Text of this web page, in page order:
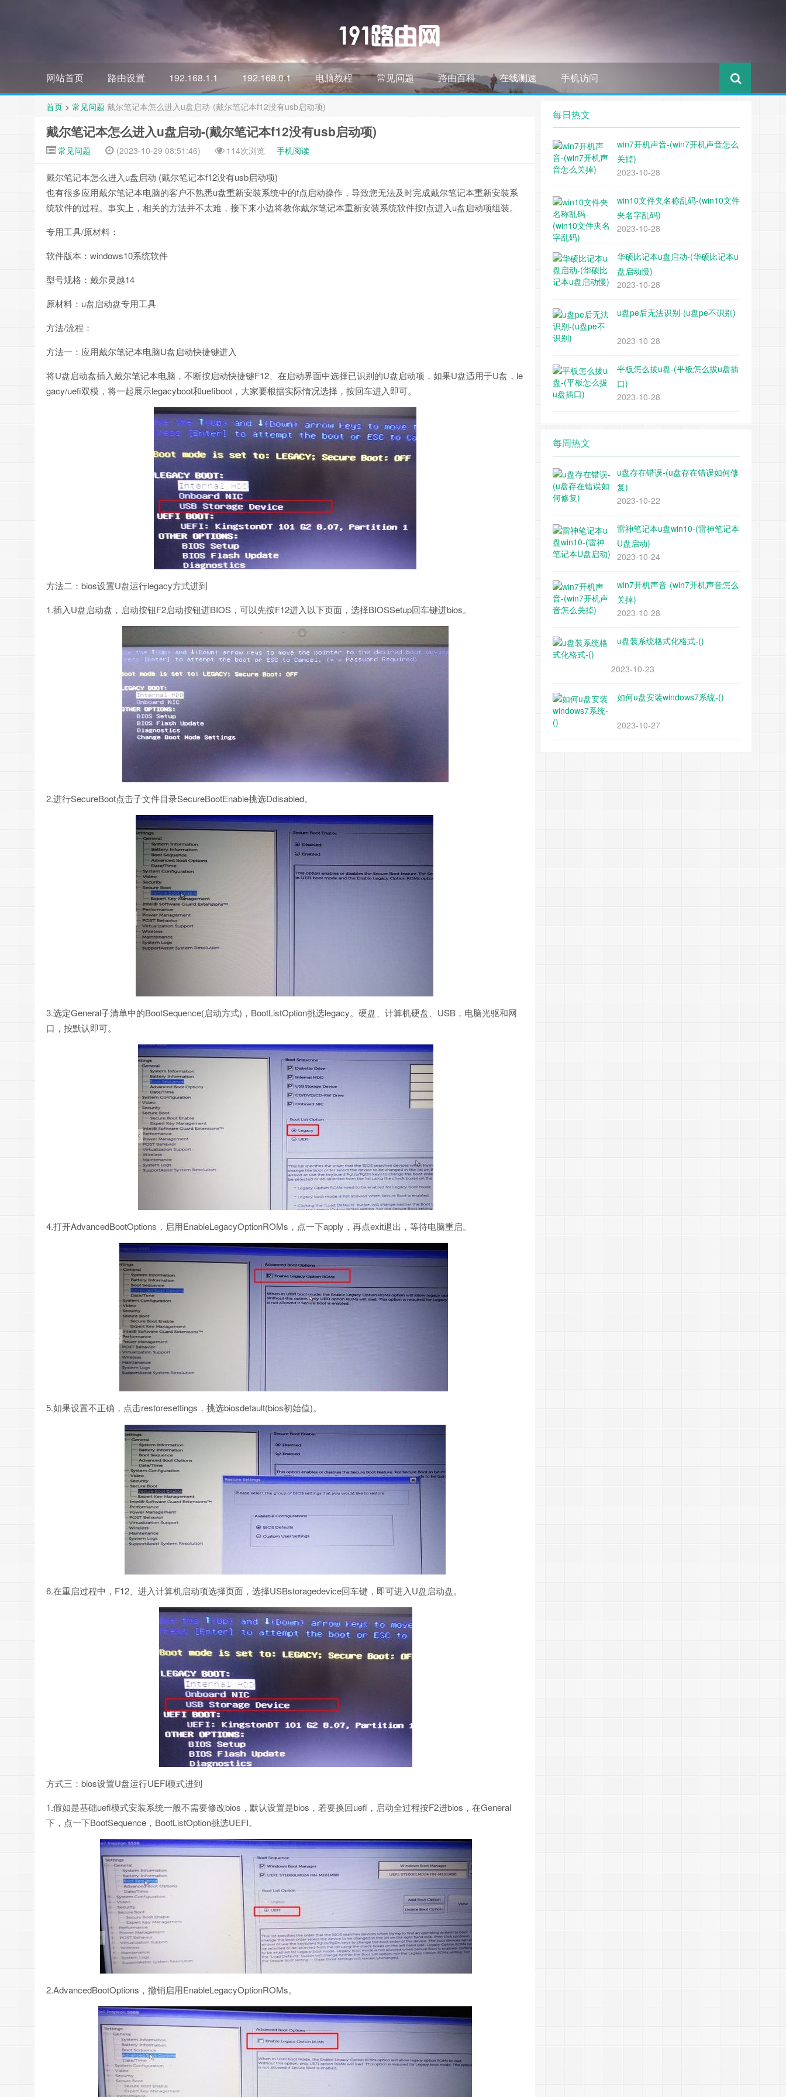
网站首页 路由设置 192.168.1.1 192.168.0.1 电脑教程 常见问题 路由百科 在线测速 手机访问
首页 > 常见问题 戴尔笔记本怎么进入u盘启动-(戴尔笔记本f12没有usb启动项)
戴尔笔记本怎么进入u盘启动-(戴尔笔记本f12没有usb启动项)
常见问题 (2023-10-29 08:51:46) 114次浏览 手机阅读
戴尔笔记本怎么进入u盘启动 (戴尔笔记本f12没有usb启动项)
也有很多应用戴尔笔记本电脑的客户不熟悉u盘重新安装系统中的f点启动操作，导致您无法及时完成戴尔笔记本重新安装系
统软件的过程。事实上，相关的方法并不太难，接下来小边将教你戴尔笔记本重新安装系统软件按f点进入u盘启动项组装。
专用工具/原材料：
软件版本：windows10系统软件
型号规格：戴尔灵越14
原材料：u盘启动盘专用工具
方法/流程：
方法一：应用戴尔笔记本电脑U盘启动快捷键进入
将U盘启动盘插入戴尔笔记本电脑，不断按启动快捷键F12、在启动界面中选择已识别的U盘启动项，如果U盘适用于U盘，le
gacy/uefi双模，将一起展示legacyboot和uefiboot，大家要根据实际情况选择，按回车进入即可。
方法二：bios设置U盘运行legacy方式进到
1.插入U盘启动盘，启动按钮F2启动按钮进BIOS，可以先按F12进入以下页面，选择BIOSSetup回车键进bios。
2.进行SecureBoot点击子文件目录SecureBootEnable挑选Ddisabled。
3.选定General子清单中的BootSequence(启动方式)，BootListOption挑选legacy。硬盘、计算机硬盘、USB，电脑光驱和网
口，按默认即可。
4.打开AdvancedBootOptions，启用EnableLegacyOptionROMs，点一下apply，再点exit退出，等待电脑重启。
5.如果设置不正确，点击restoresettings，挑选biosdefault(bios初始值)。
6.在重启过程中，F12、进入计算机启动项选择页面，选择USBstoragedevice回车键，即可进入U盘启动盘。
方式三：bios设置U盘运行UEFI模式进到
1.假如是基础uefi模式安装系统一般不需要修改bios，默认设置是bios，若要换回uefi，启动全过程按F2进bios，在General
下，点一下BootSequence，BootListOption挑选UEFI。
2.AdvancedBootOptions，撤销启用EnableLegacyOptionROMs。
每日热文
win7开机声音-(win7开机声音怎么
关掉)
2023-10-28
win10文件夹名称乱码-(win10文件
夹名字乱码)
2023-10-28
华硕比记本u盘启动-(华硕比记本u
盘启动慢)
2023-10-28
u盘pe后无法识别-(u盘pe不识别)
2023-10-28
平板怎么拔u盘-(平板怎么拔u盘插
口)
2023-10-28
每周热文
u盘存在错误-(u盘存在错误如何修
复)
2023-10-22
雷神笔记本u盘win10-(雷神笔记本
U盘启动)
2023-10-24
win7开机声音-(win7开机声音怎么
关掉)
2023-10-28
u盘装系统格式化格式-()
2023-10-23
如何u盘安装windows7系统-()
2023-10-27